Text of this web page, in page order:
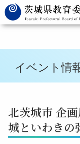
イベント情
北茨城市 企
城といわきの